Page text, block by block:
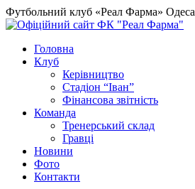
Футбольний клуб «Реал Фарма» Одеса
Головна
Клуб
Керівництво
Стадіон “Іван”
Фінансова звітність
Команда
Тренерський склад
Гравці
Новини
Фото
Контакти